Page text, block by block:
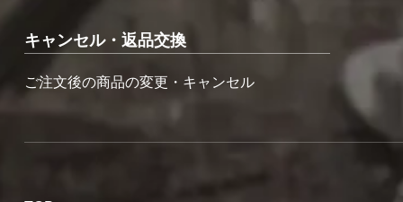
キャンセル・返品交換
ご注文後の商品の変更・キャンセル